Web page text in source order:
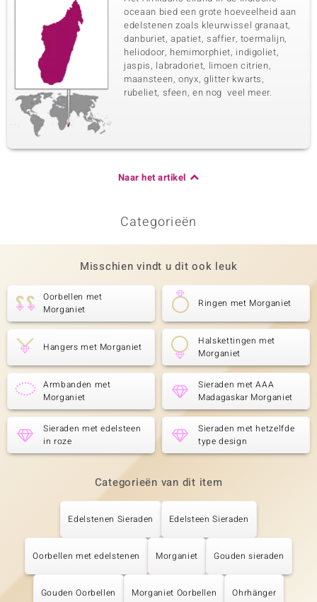
oceaan bied een grote hoeveelheid aan
edelstenen zoals kleurwissel granaat,
danburiet, apatiet, saffier, toermalijn,
heliodoor, hemimorphiet, indigoliet,
jaspis, labradoriet, limoen citrien,
maansteen, onyx, glitter kwarts,
rubeliet, sfeen, en nog veel meer.
Naar het artikel
Categorieën
Misschien vindt u dit ook leuk
Oorbellen met
Morganiet
Ringen met Morganiet
Hangers met Morganiet
Halskettingen met
Morganiet
Armbanden met
Morganiet
Sieraden met AAA
Madagaskar Morganiet
Sieraden met edelsteen
in roze
Sieraden met hetzelfde
type design
Categorieën van dit item
Edelstenen Sieraden Edelsteen Sieraden
Oorbellen met edelstenen Morganiet Gouden sieraden
Gouden Oorbellen Morganiet Oorbellen Ohrhänger